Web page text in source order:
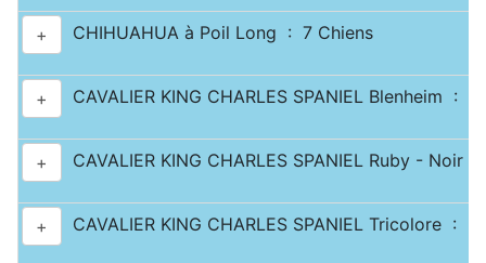
+ CHIHUAHUA à Poil Long : 7 Chiens
+ CAVALIER KING CHARLES SPANIEL Blenheim : 2
+ CAVALIER KING CHARLES SPANIEL Ruby - Noir
+ CAVALIER KING CHARLES SPANIEL Tricolore : 2